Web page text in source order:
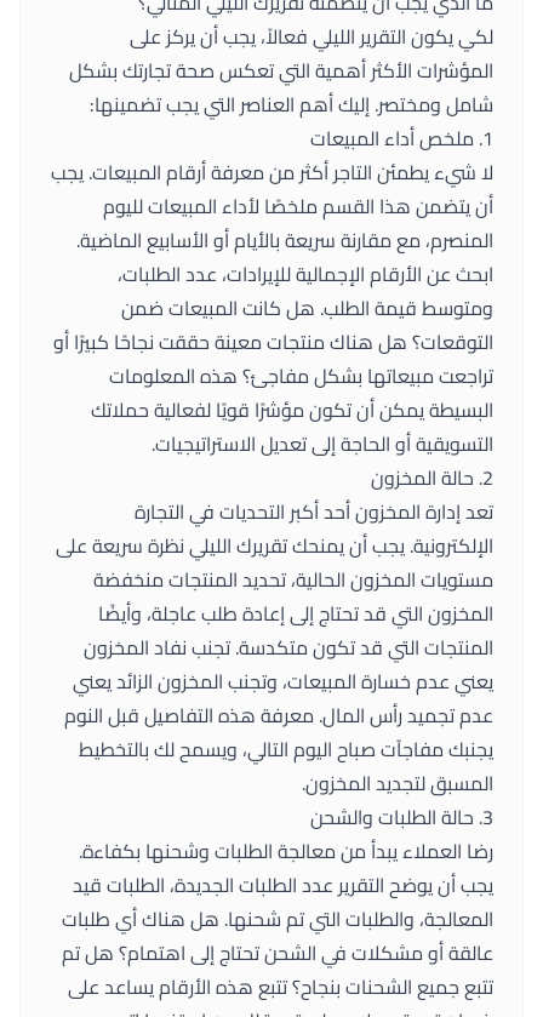
لكي يكون التقرير الليلي فعالاً، يجب أن يركز على
المؤشرات الأكثر أهمية التي تعكس صحة تجارتك بشكل
شامل ومختصر. إليك أهم العناصر التي يجب تضمينها:
1. ملخص أداء المبيعات
لا شيء يطمئن التاجر أكثر من معرفة أرقام المبيعات. يجب
أن يتضمن هذا القسم ملخصًا لأداء المبيعات لليوم
المنصرم، مع مقارنة سريعة بالأيام أو الأسابيع الماضية.
ابحث عن الأرقام الإجمالية للإيرادات، عدد الطلبات،
ومتوسط قيمة الطلب. هل كانت المبيعات ضمن
التوقعات؟ هل هناك منتجات معينة حققت نجاحًا كبيرًا أو
تراجعت مبيعاتها بشكل مفاجئ؟ هذه المعلومات
البسيطة يمكن أن تكون مؤشرًا قويًا لفعالية حملاتك
التسويقية أو الحاجة إلى تعديل الاستراتيجيات.
2. حالة المخزون
تعد إدارة المخزون أحد أكبر التحديات في التجارة
الإلكترونية. يجب أن يمنحك تقريرك الليلي نظرة سريعة على
مستويات المخزون الحالية، تحديد المنتجات منخفضة
المخزون التي قد تحتاج إلى إعادة طلب عاجلة، وأيضًا
المنتجات التي قد تكون متكدسة. تجنب نفاد المخزون
يعني عدم خسارة المبيعات، وتجنب المخزون الزائد يعني
عدم تجميد رأس المال. معرفة هذه التفاصيل قبل النوم
يجنبك مفاجآت صباح اليوم التالي، ويسمح لك بالتخطيط
المسبق لتجديد المخزون.
3. حالة الطلبات والشحن
رضا العملاء يبدأ من معالجة الطلبات وشحنها بكفاءة.
يجب أن يوضح التقرير عدد الطلبات الجديدة، الطلبات قيد
المعالجة، والطلبات التي تم شحنها. هل هناك أي طلبات
عالقة أو مشكلات في الشحن تحتاج إلى اهتمام؟ هل تم
تتبع جميع الشحنات بنجاح؟ تتبع هذه الأرقام يساعد على